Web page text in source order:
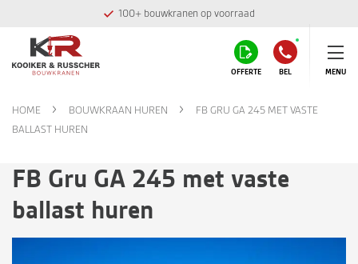
100+ bouwkranen op voorraad
OFFERTE BEL MENU
HOME BOUWKRAAN HUREN
FB GRU GA 245 MET VASTE
BALLAST HUREN
FB Gru GA 245 met vaste
ballast huren